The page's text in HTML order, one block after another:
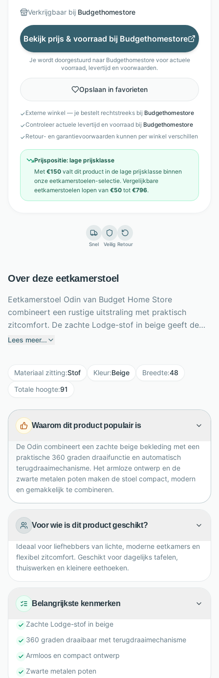
Verkrijgbaar bij Budgethomestore
Bekijk prijs & voorraad bij Budgethomestore
Je wordt doorgestuurd naar Budgethomestorevoor actuele
voorraad, levertijd en voorwaarden.
Opslaan in favorieten
✓Externe winkel — je bestelt rechtstreeks bij Budgethomestore
✓Controleer actuele levertijd en voorraad bij Budgethomestore
✓Retour- en garantievoorwaarden kunnen per winkel verschillen
Prijspositie: lage prijsklasse
Met €150 valt dit product in de lage prijsklasse binnen
onze eetkamerstoelen-selectie. Vergelijkbare
eetkamerstoelen lopen van €50 tot €796.
Snel Veilig Retour
Over deze eetkamerstoel
Eetkamerstoel Odin van Budget Home Store
combineert een rustige uitstraling met praktisch
zitcomfort. De zachte Lodge-stof in beige geeft de
stoel een warme, lichte look, terwijl de zwarte metalen
beweeg je soepel aan tafel en keert de zitting
automatisch terug naar haar uitgangspositie. Het
onder verschillende eettafels. Met een breedte van 48
cm, hoogte van 91 cm en diepte van 62 cm is Odin
thuiswerken en lange, gezellige avonden in een
modern interieur.
Lees meer...
Materiaal zitting:Stof Kleur:Beige Breedte:48
Totale hoogte:91
Waarom dit product populair is
De Odin combineert een zachte beige bekleding met een
praktische 360 graden draaifunctie en automatisch
terugdraaimechanisme. Het armloze ontwerp en de
zwarte metalen poten maken de stoel compact, modern
en gemakkelijk te combineren.
Voor wie is dit product geschikt?
Ideaal voor liefhebbers van lichte, moderne eetkamers en
flexibel zitcomfort. Geschikt voor dagelijks tafelen,
thuiswerken en kleinere eethoeken.
Belangrijkste kenmerken
Zachte Lodge-stof in beige
360 graden draaibaar met terugdraaimechanisme
Armloos en compact ontwerp
Zwarte metalen poten